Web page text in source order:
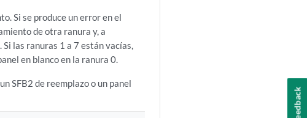
Si se produce un error en el
de otra ranura y, a
las ranuras 1 a 7 están vacías,
en blanco en la ranura 0.
SFB2 de reemplazo o un panel
Feedback